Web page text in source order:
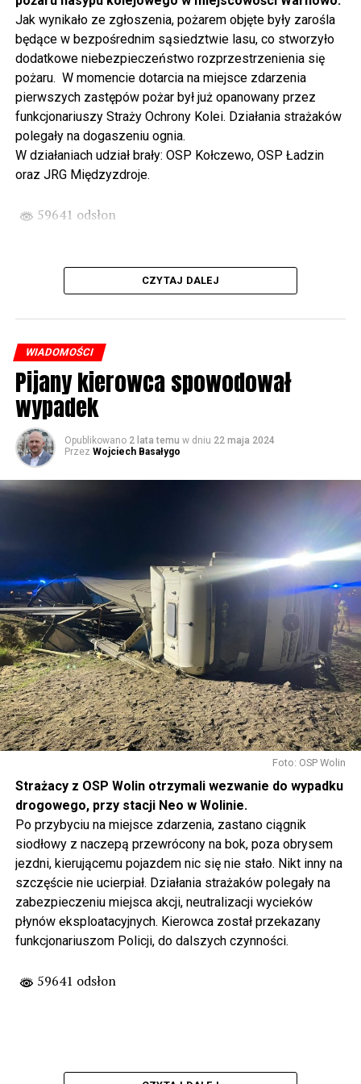
odbywając podróż w czasie za sprawą Centrum Słowian i
Wikingów lub zwiedzając miasto z przewodnikiem (start
spod biblioteki). O godzinie 19.00 w kolegiacie
wysłuchamy organowego koncertu w wykonaniu
państwa Witkowskich.
Wyjątkowym wydarzeniem będzie koncert w wykonaniu
Kawuś Music Project, podczas którego wysłuchamy
polskich przebojów w jazzowej aranżacji (godz. 20.00
przed biblioteką). Podczas koncertu zaplanowaliśmy dla
Projektów Interreg VI A – Kultura i zrównoważona
turystyka.
(Niemcy), Biblioteka Publiczna Gminy Wolin, Parafia
Rzymskokatolicka w Wolinie
59642 odsłon
Jak wynikało ze zgłoszenia, pożarem objęte były zarośla
będące w bezpośrednim sąsiedztwie lasu, co stworzyło
dodatkowe niebezpieczeństwo rozprzestrzenienia się
pożaru. W momencie dotarcia na miejsce zdarzenia
pierwszych zastępów pożar był już opanowany przez
funkcjonariuszy Straży Ochrony Kolei. Działania strażaków
polegały na dogaszeniu ognia.
W działaniach udział brały: OSP Kołczewo, OSP Ładzin
oraz JRG Międzyzdroje.
59641 odsłon
CZYTAJ DALEJ
WIADOMOŚCI
Pijany kierowca spowodował
wypadek
Opublikowano 2 lata temu w dniu 22 maja 2024
Przez Wojciech Basałygo
Foto: OSP Wolin
Strażacy z OSP Wolin otrzymali wezwanie do wypadku
drogowego, przy stacji Neo w Wolinie.
Po przybyciu na miejsce zdarzenia, zastano ciągnik
siodłowy z naczepą przewrócony na bok, poza obrysem
jezdni, kierującemu pojazdem nic się nie stało. Nikt inny na
szczęście nie ucierpiał. Działania strażaków polegały na
zabezpieczeniu miejsca akcji, neutralizacji wycieków
płynów eksploatacyjnych. Kierowca został przekazany
funkcjonariuszom Policji, do dalszych czynności.
59641 odsłon